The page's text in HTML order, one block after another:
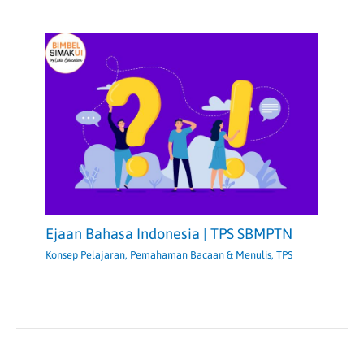
Ejaan Bahasa Indonesia | TPS SBMPTN
Konsep Pelajaran, Pemahaman Bacaan & Menulis,TPS